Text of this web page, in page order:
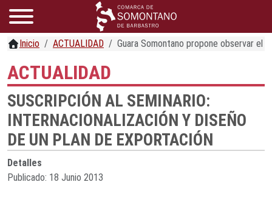
Inicio ACTUALIDAD Guara Somontano propone observar el
ACTUALIDAD
SUSCRIPCIÓN AL SEMINARIO:
INTERNACIONALIZACIÓN Y DISEÑO
DE UN PLAN DE EXPORTACIÓN
Detalles
Publicado: 18 Junio 2013